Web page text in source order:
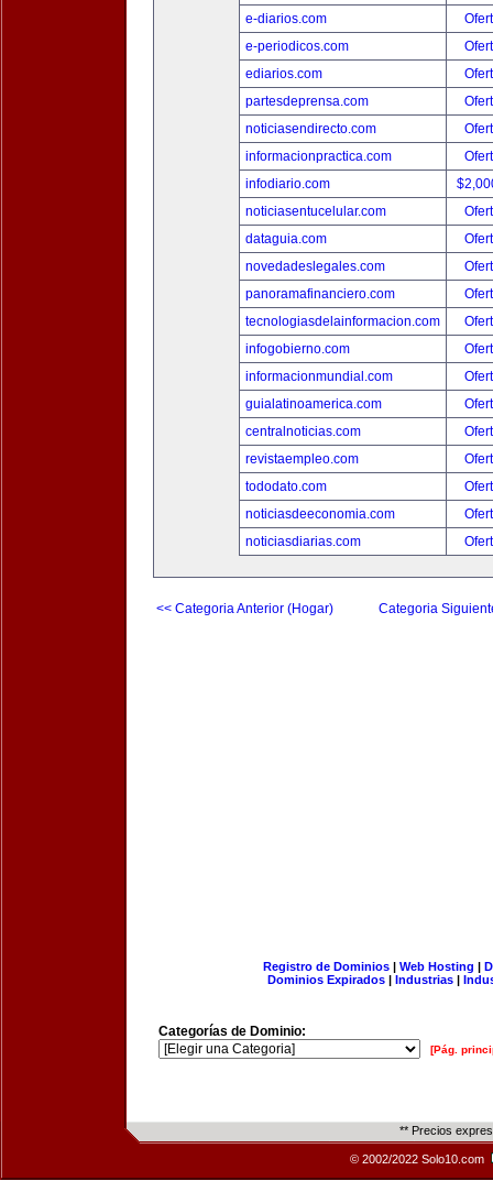
e-diarios.com
e-periodicos.com
ediarios.com
partesdeprensa.com
noticiasendirecto.com
informacionpractica.com
infodiario.com
noticiasentucelular.com
dataguia.com
novedadeslegales.com
panoramafinanciero.com
tecnologiasdelainformacion.com
infogobierno.com
informacionmundial.com
guialatinoamerica.com
centralnoticias.com
revistaempleo.com
tododato.com
noticiasdeeconomia.com
noticiasdiarias.com
<< Categoria Anterior (Hogar) Categoria
Registro de Dominios| Web Hosting |
Dominios Expirados | Industrias |
Categorías de Dominio:
[Pág.
** Precios
© 2002/2022 Solo10.com